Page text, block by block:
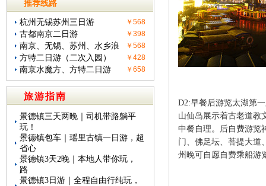
推荐线路
杭州无锡苏州三日游 ￥568
古都南京二日游 ￥398
南京、无锡、苏州、水乡浪 ￥568
方特二日游（二次入园） ￥428
南京水魔方、方特二日游 ￥658
旅游指南
景德镇三天两晚｜司机带路躺平
玩！
景德镇包车｜瑶里古镇一日游，超
省心
景德镇3天2晚｜本地人带你玩，
路
景德镇3日游｜全程自由行纯玩，
D2:早餐后游览太湖第
山仙岛展示着古老道教
中餐自理。后自费游览
门、佛足坛、菩提大道
州晚可自愿自费乘船游